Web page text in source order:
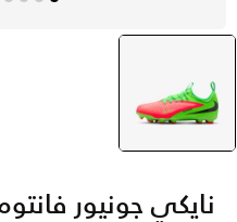
selected
أحمر